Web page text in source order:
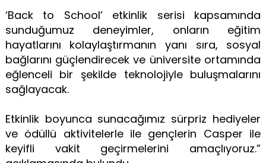
‘Back to School’ etkinlik serisi kapsamında
sunduğumuz deneyimler, onların eğitim
hayatlarını kolaylaştırmanın yanı sıra, sosyal
bağlarını güçlendirecek ve üniversite ortamında
eğlenceli bir şekilde teknolojiyle buluşmalarını
sağlayacak.
Etkinlik boyunca sunacağımız sürpriz hediyeler
ve ödüllü aktivitelerle ile gençlerin Casper ile
keyifli vakit geçirmelerini amaçlıyoruz.”